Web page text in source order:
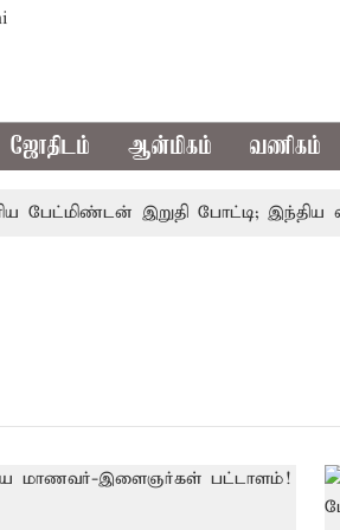
ஜோதிடம் ஆன்மிகம் வணிகம்
பேட்மிண்டன் இறுதி போட்டி; இந்திய